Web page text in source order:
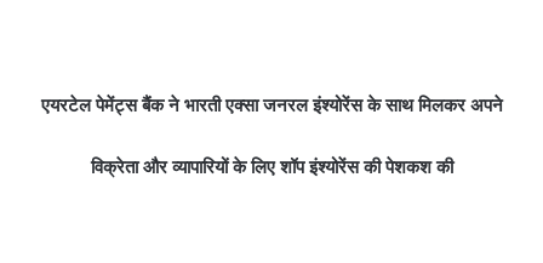
एयरटेल पेमेंट्स बैंक ने भारती एक्सा जनरल इंश्योरेंस के साथ मिलकर अपने
विक्रेता और व्यापारियों के लिए शॉप इंश्योरेंस की पेशकश की